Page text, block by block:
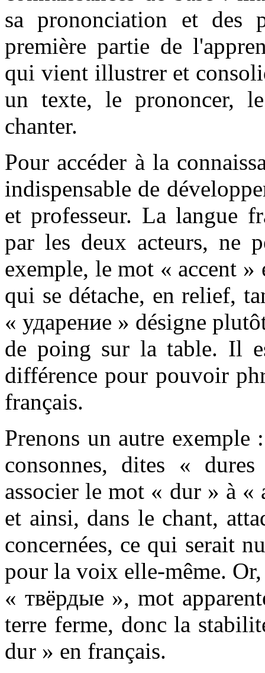
sa prononciation et des
première partie de
qui vient illustrer et
un texte, le prononcer,
chanter.
Pour accéder à la
indispensable de
et professeur. La langue
par les deux acteurs, ne
exemple, le mot « accent »
qui se détache, en relief,
« ударение » désigne
de poing sur la table. Il
différence pour pouvoir
français.
Prenons un autre exemple
consonnes, dites «
associer le mot « dur » à
et ainsi, dans le chant,
concernées, ce qui serait
pour la voix elle-même. Or,
« твёрдые », mot
terre ferme, donc la
dur » en français.